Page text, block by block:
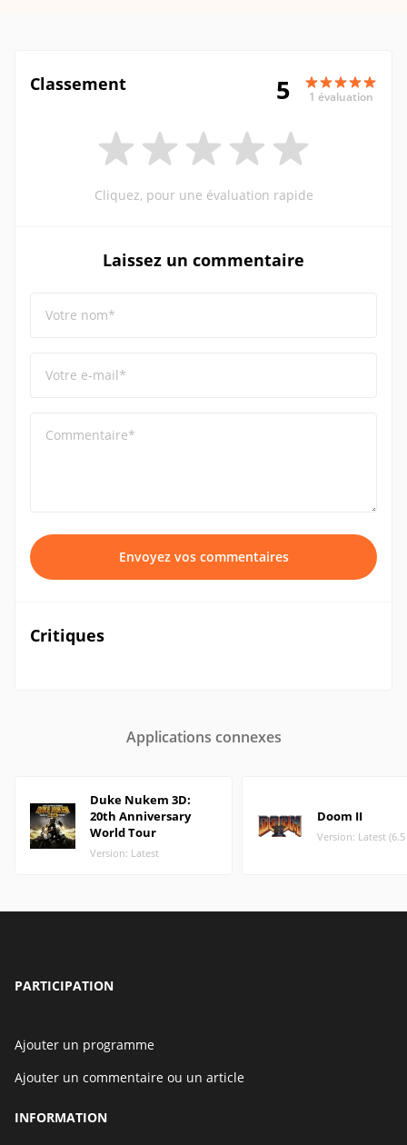
Classement 5 1 évaluation
Cliquez, pour une évaluation rapide
Laissez un commentaire
Votre nom*
Votre e-mail*
Commentaire*
Envoyez vos commentaires
Critiques
Applications connexes
Duke Nukem 3D:
20th Anniversary
World Tour
Version: Latest
Doom II
Version: Latest
PARTICIPATION
Ajouter un programme
Ajouter un commentaire ou un article
INFORMATION